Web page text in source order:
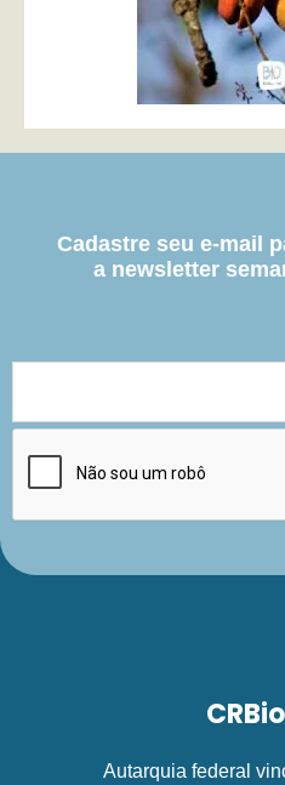
Cadastre seu e-mail
a newsletter
Autarquia federal